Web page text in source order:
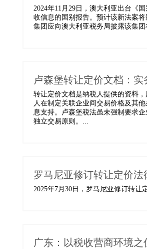
2024年11月29日，澳大利亚出台《
收信息的国别报告。预计该新法案
集团应向澳大利亚税务局披露该集
卢森堡转让定价文档：实
转让定价文档是纳税人提供的资料
人在制定关联企业间交易价格及其
息支持。卢森堡税法虽未强制要求
独立交易原则。...
罗马尼亚修订转让定价法
2025年7月30日，罗马尼亚修订转让
广东：以税收营商环境